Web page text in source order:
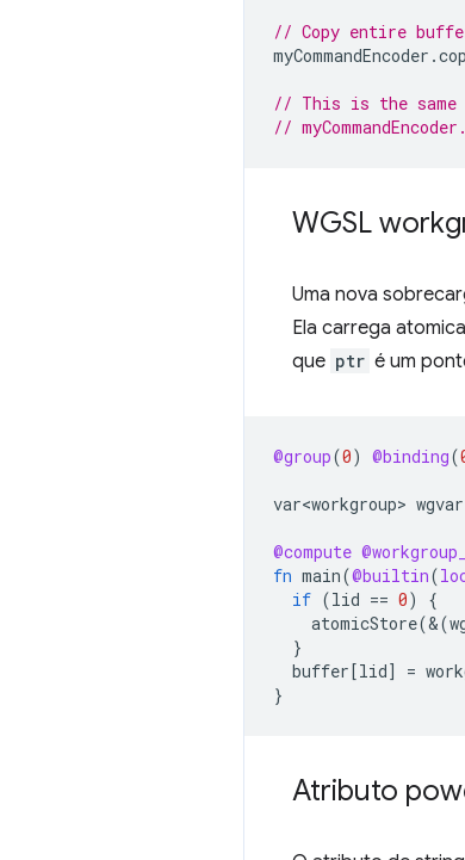
// Copy entire
myCommandEncoder .
// This is the
//
WGSL
Uma nova
Ela carrega
que ptr é um
@group(0) @binding(
var<workgroup> wgvar
@compute
fn main(@builtin(
if (lid == 0)
{
atomicStore(&(
}
buffer[lid] =
}
Atributo